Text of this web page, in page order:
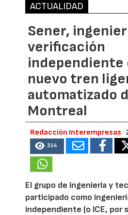
ACTUALIDAD
Sener,
verificación
independiente
nuevo tren
automatizado
Montreal
Redacción Interempresas
314
El grupo de ingeniería y
participado como
independiente (o ICE, por